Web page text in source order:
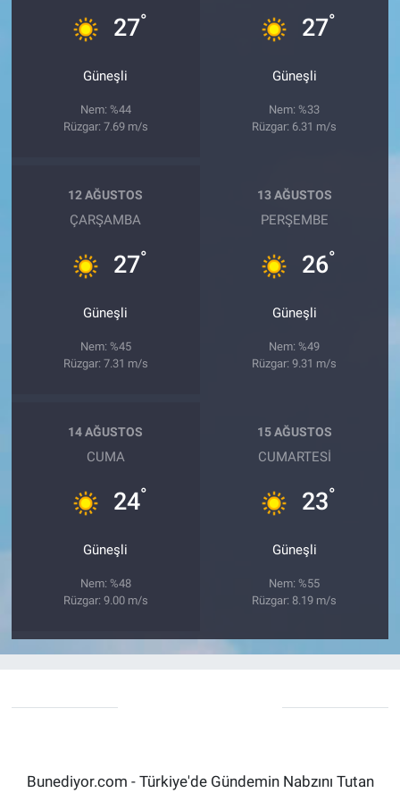
27°
Güneşli
Nem: %44
Rüzgar: 7.69 m/s
27°
Güneşli
Nem: %33
Rüzgar: 6.31 m/s
12 AĞUSTOS
ÇARŞAMBA
27°
Güneşli
Nem: %45
Rüzgar: 7.31 m/s
13 AĞUSTOS
PERŞEMBE
26°
Güneşli
Nem: %49
Rüzgar: 9.31 m/s
14 AĞUSTOS
CUMA
24°
Güneşli
Nem: %48
Rüzgar: 9.00 m/s
15 AĞUSTOS
CUMARTESI
23°
Güneşli
Nem: %55
Rüzgar: 8.19 m/s
Bunediyor.com - Türkiye'de Gündemin Nabzını Tutan